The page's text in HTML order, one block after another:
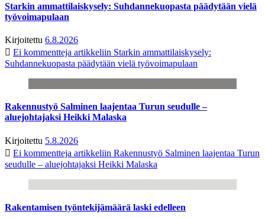
Starkin ammattilaiskysely: Suhdannekuopasta päädytään vielä
työvoimapulaan
Kirjoitettu 6.8.2026
Ei kommentteja artikkeliin Starkin ammattilaiskysely:
Suhdannekuopasta päädytään vielä työvoimapulaan
Rakennustyö Salminen laajentaa Turun seudulle –
aluejohtajaksi Heikki Malaska
Kirjoitettu 5.8.2026
Ei kommentteja artikkeliin Rakennustyö Salminen laajentaa Turun
seudulle – aluejohtajaksi Heikki Malaska
Rakentamisen työntekijämäärä laski edelleen